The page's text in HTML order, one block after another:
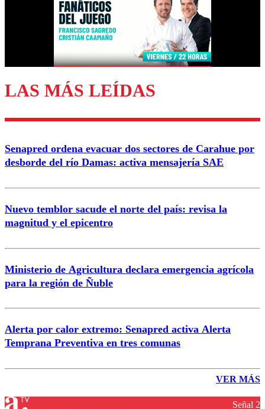
Enviar comentario
LAS MÁS LEÍDAS
Senapred ordena evacuar dos sectores de Carahue por
desborde del río Damas: activa mensajería SAE
Nuevo temblor sacude el norte del país: revisa la
magnitud y el epicentro
Ministerio de Agricultura declara emergencia agrícola
para la región de Ñuble
Alerta por calor extremo: Senapred activa Alerta
Temprana Preventiva en tres comunas
VER MÁS
Señal 2